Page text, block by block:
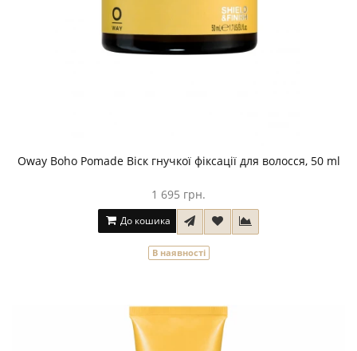
Oway Boho Pomade Віск гнучкої фіксації для волосся, 50 ml
1 695 грн.
До кошика
В наявності